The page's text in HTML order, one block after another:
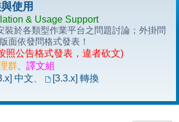
使用
& Usage Support
裝於各類型作業平台之問題討論；外掛問
面依發問格式發表！
照公告格式發表，違者砍文)
群
譯文組
中文
[3.3.x] 轉換